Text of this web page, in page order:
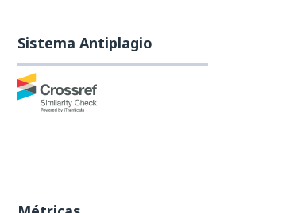
Sistema Antiplagio